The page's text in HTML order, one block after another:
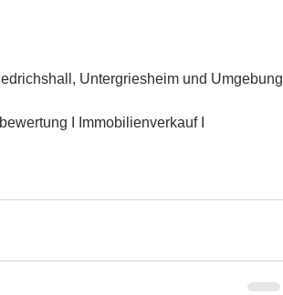
Untergriesheim und Umgebung
I Immobilienverkauf I